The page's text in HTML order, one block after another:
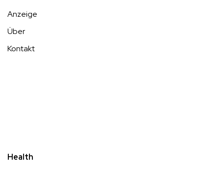
Anzeige
Über
Kontakt
Health